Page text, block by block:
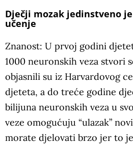
Dječji mozak jedinstveno
učenje
Znanost: U prvoj godini
1000 neuronskih veza stvori
objasnili su iz Harvardovog
djeteta, a do treće godine
bilijuna neuronskih veza u
veze omogućuju “ulazak”
morate djelovati brzo jer to